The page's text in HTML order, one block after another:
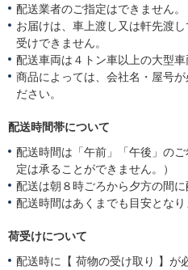
配送業者のご指定はできません。
お届けは、車上渡し又は軒先渡
受けできません。
配送車両は４トン車以上の大型車
商品によっては、会社名・屋号
ださい。
配送時間帯について
配送時間は「午前」「午後」の
定は承ることができません。）
配送は朝８時ごろから夕方の間
配送時間はあくまでも目安となり
荷受けについて
配送時に【 荷物の受け取り 】が